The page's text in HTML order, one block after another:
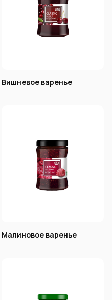
Вишневое варенье
Малиновое варенье